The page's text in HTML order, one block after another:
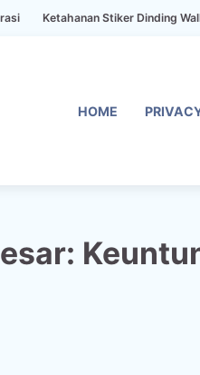
Stiker Dinding Wallpaper
HOME